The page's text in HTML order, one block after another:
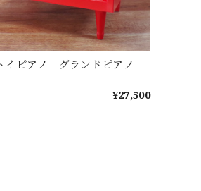
イピアノ グランドピアノ
¥27,500